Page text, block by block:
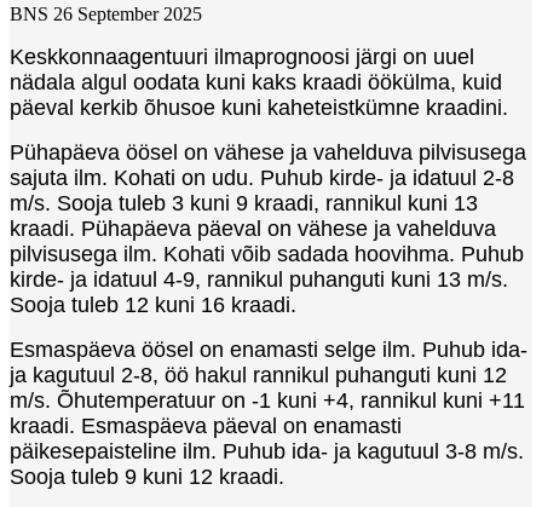
BNS 26 September 2025
Keskkonnaagentuuri ilmaprognoosi järgi on uuel
nädala algul oodata kuni kaks kraadi öökülma, kuid
päeval kerkib õhusoe kuni kaheteistkümne kraadini.
Pühapäeva öösel on vähese ja vahelduva pilvisusega
sajuta ilm. Kohati on udu. Puhub kirde- ja idatuul 2-8
m/s. Sooja tuleb 3 kuni 9 kraadi, rannikul kuni 13
kraadi. Pühapäeva päeval on vähese ja vahelduva
pilvisusega ilm. Kohati võib sadada hoovihma. Puhub
kirde- ja idatuul 4-9, rannikul puhanguti kuni 13 m/s.
Sooja tuleb 12 kuni 16 kraadi.
Esmaspäeva öösel on enamasti selge ilm. Puhub ida-
ja kagutuul 2-8, öö hakul rannikul puhanguti kuni 12
m/s. Õhutemperatuur on -1 kuni +4, rannikul kuni +11
kraadi. Esmaspäeva päeval on enamasti
päikesepaisteline ilm. Puhub ida- ja kagutuul 3-8 m/s.
Sooja tuleb 9 kuni 12 kraadi.